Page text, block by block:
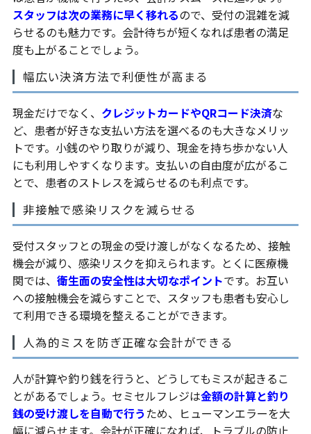
スタッフは次の業務に早く移れるので、受付の混雑を減
らせるのも魅力です。会計待ちが短くなれば患者の満足
度も上がることでしょう。
幅広い決済方法で利便性が高まる
現金だけでなく、 クレジットカードやQRコード決済な
ど、患者が好きな支払い方法を選べるのも大きなメリッ
トです。小銭のやり取りが減り、現金を持ち歩かない人
にも利用しやすくなります。支払いの自由度が広がるこ
とで、患者のストレスを減らせるのも利点です。
非接触で感染リスクを減らせる
受付スタッフとの現金の受け渡しがなくなるため、接触
機会が減り、感染リスクを抑えられます。とくに医療機
関では、 衛生面の安全性は大切なポイントです。お互い
への接触機会を減らすことで、スタッフも患者も安心し
て利用できる環境を整えることができます。
人為的ミスを防ぎ正確な会計ができる
人が計算や釣り銭を行うと、どうしてもミスが起きるこ
とがあるでしょう。セミセルフレジは金額の計算と釣り
銭の受け渡しを自動で行うため、ヒューマンエラーを大